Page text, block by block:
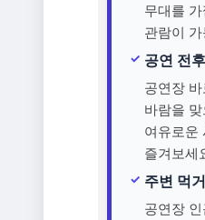
무대를
관람이
공연 전
공연장
바람을
여유로운
즐겨보세
주변 먹
공연장